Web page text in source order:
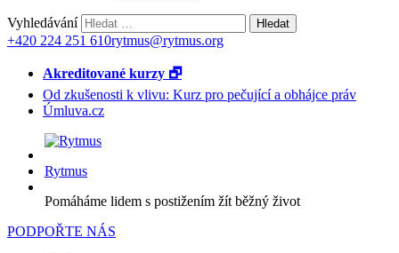
Vyhledávání
+420 224 251 610rytmus@rytmus.org
Akreditované kurzy 🗗
Od zkušenosti k vlivu: Kurz pro pečující a obhájce práv
Úmluva.cz
Rytmus
Pomáháme lidem s postižením žít běžný život
PODPOŘTE NÁS